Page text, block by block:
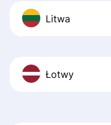
Litwa
Łotwy